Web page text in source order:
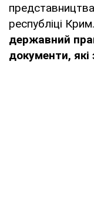
республіці
державний
документи, які